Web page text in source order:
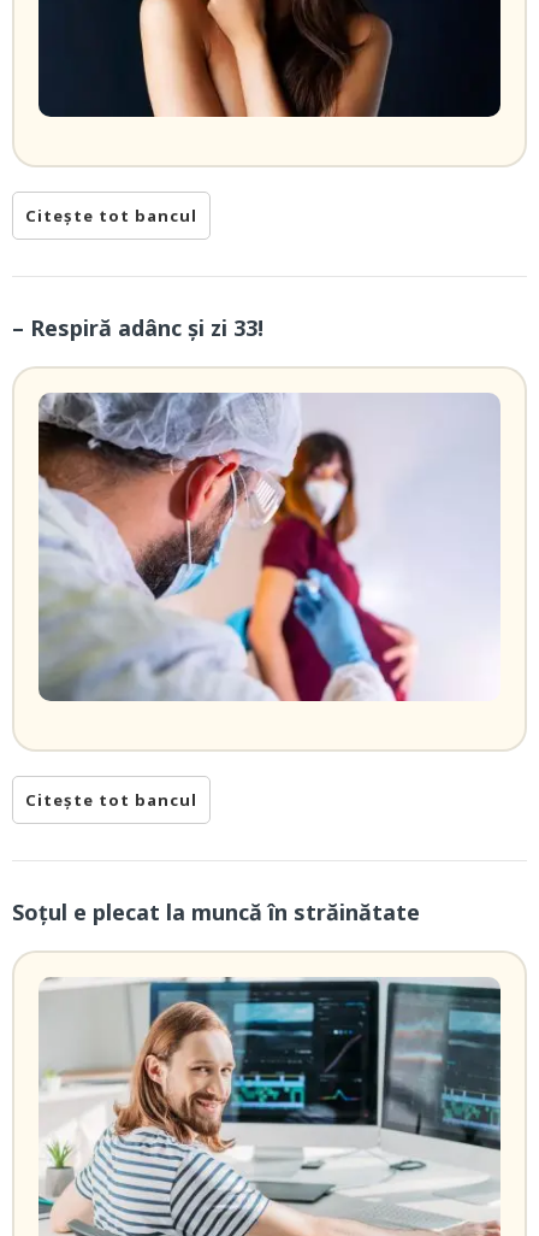
Citește tot bancul
– Respiră adânc și zi 33!
Citește tot bancul
Soțul e plecat la muncă în străinătate